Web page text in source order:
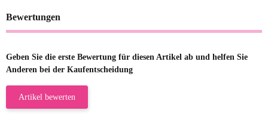
Bewertungen
Geben Sie die erste Bewertung für diesen Artikel ab und helfen Sie
Anderen bei der Kaufentscheidung
Artikel bewerten